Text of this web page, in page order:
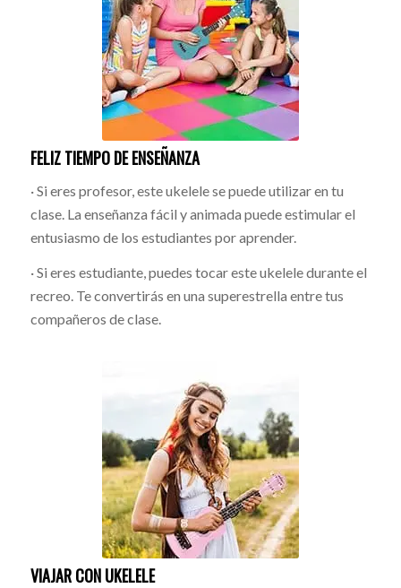
FELIZ TIEMPO DE ENSEÑANZA
· Si eres profesor, este ukelele se puede utilizar en tu
clase. La enseñanza fácil y animada puede estimular el
entusiasmo de los estudiantes por aprender.
· Si eres estudiante, puedes tocar este ukelele durante el
recreo. Te convertirás en una superestrella entre tus
compañeros de clase.
VIAJAR CON UKELELE